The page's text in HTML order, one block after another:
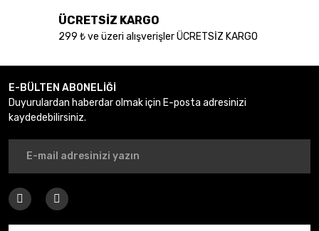
Gönder
ÜCRETSİZ KARGO
299 ₺ ve üzeri alışverişler ÜCRETSİZ KARGO
E-BÜLTEN ABONELİĞİ
Duyurulardan haberdar olmak için E-posta adresinizi
kaydedebilirsiniz.